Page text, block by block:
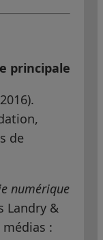
principale
de
numérique
Landry &
médias :